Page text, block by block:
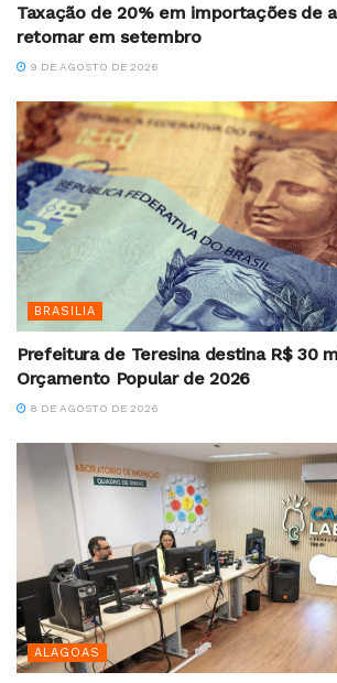
Taxação de 20% em importações de
retornar em setembro
9 DE AGOSTO DE 2026
BRASILIA
Prefeitura de Teresina destina R$ 30
Orçamento Popular de 2026
8 DE AGOSTO DE 2026
ALAGOAS